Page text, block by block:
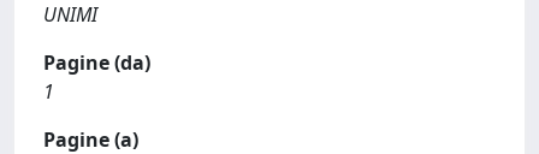
UNIMI
Pagine (da)
1
Pagine (a)